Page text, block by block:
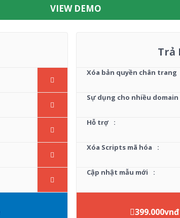
VIEW DEMO
Trả
Xóa bản quyền chân trang
Sự dụng cho nhiều domain
Hỗ trợ :
Xóa Scripts mã hóa :
Cập nhật mẫu mới :